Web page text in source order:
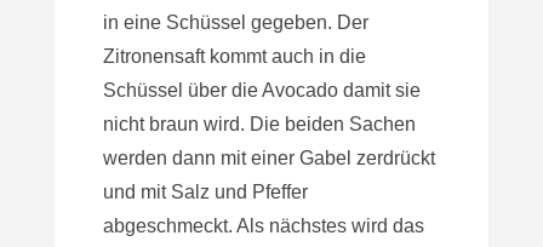
in eine Schüssel gegeben. Der
Zitronensaft kommt auch in die
Schüssel über die Avocado damit sie
nicht braun wird. Die beiden Sachen
werden dann mit einer Gabel zerdrückt
und mit Salz und Pfeffer
abgeschmeckt. Als nächstes wird das